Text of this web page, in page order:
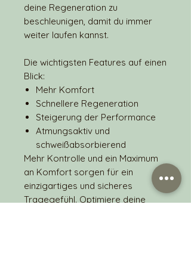
deine Regeneration zu
beschleunigen, damit du immer
weiter laufen kannst.
Die wichtigsten Features auf einen
Blick:
Mehr Komfort
Schnellere Regeneration
Steigerung der Performance
Atmungsaktiv und
schweißabsorbierend
Mehr Kontrolle und ein Maximum
an Komfort sorgen für ein
einzigartiges und sicheres
Tragegefühl. Optimiere deine